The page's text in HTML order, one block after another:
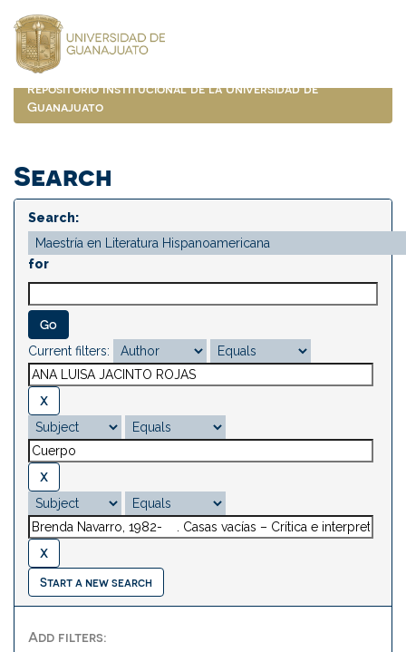
navigation
Repositorio Institucional de la Universidad de
Guanajuato
Search
Search:
for
Current filters:
Start a new search
Add filters: